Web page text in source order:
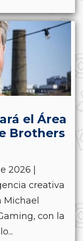
el Área
Brothers
2026 |
creativa
Michael
con la